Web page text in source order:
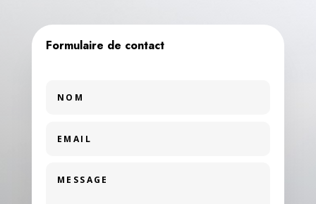
Formulaire de contact